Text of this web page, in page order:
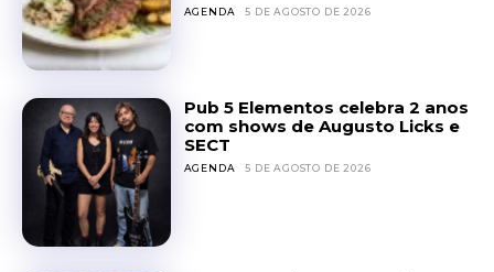
AGENDA 5 DE AGOSTO DE 2026
Pub 5 Elementos celebra 2 anos
com shows de Augusto Licks e
SECT
AGENDA 5 DE AGOSTO DE 2026